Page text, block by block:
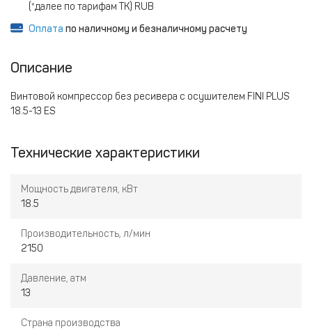
(*далее по тарифам ТК) RUB
Оплата по наличному и безналичному расчету
Описание
Винтовой компрессор без ресивера с осушителем FINI PLUS
18.5-13 ES
Технические характеристики
Мощность двигателя, кВт
18.5
Производительность, л/мин
2150
Давление, атм
13
Страна производства